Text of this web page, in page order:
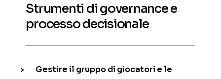
Strumenti di governance e
processo decisionale
Gestire il gruppo di giocatori e le